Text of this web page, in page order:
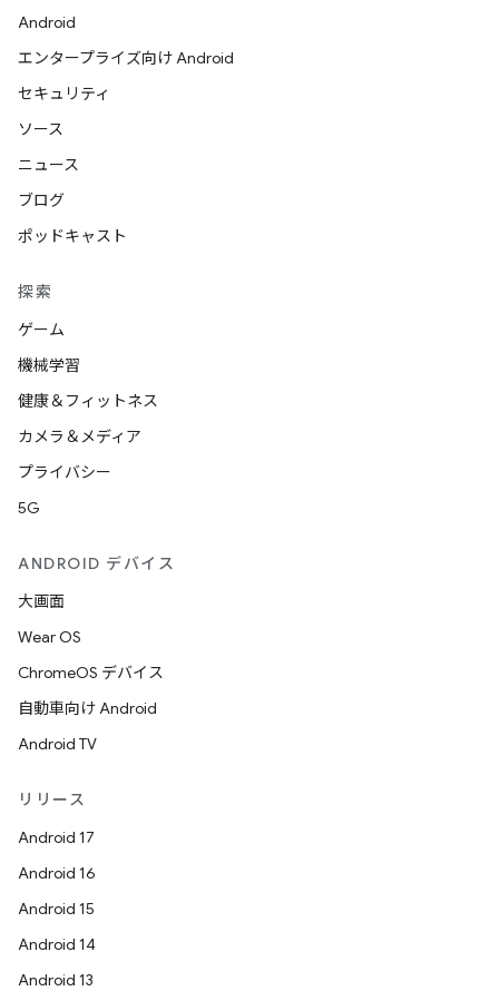
Android
エンタープライズ向け Android
セキュリティ
ソース
ニュース
ブログ
ポッドキャスト
探索
ゲーム
機械学習
健康＆フィットネス
カメラ＆メディア
プライバシー
5G
ANDROID デバイス
大画面
Wear OS
ChromeOS デバイス
自動車向け Android
Android TV
リリース
Android 17
Android 16
Android 15
Android 14
Android 13